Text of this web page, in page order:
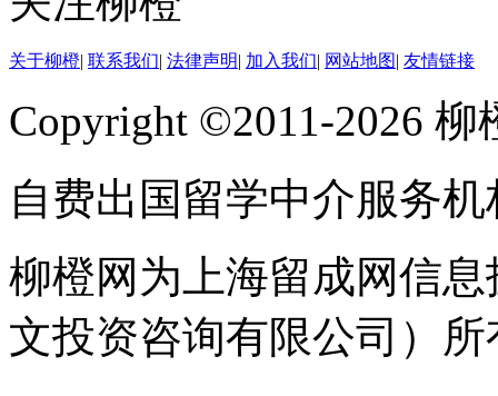
关于柳橙| 联系我们| 法律声明| 加入我们| 网站地图| 友情链接
Copyright ©2011-2026
自费出国留学中介服务
柳橙网为上海留成网信
文投资咨询有限公司）所